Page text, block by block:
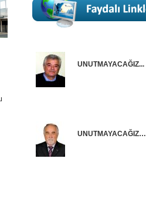
UNUTMAYACAĞIZ...
UNUTMAYACAĞIZ…